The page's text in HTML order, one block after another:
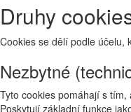
Druhy
Cookies se dělí podle účelu,
Nezbytné
Tyto cookies pomáhají s
Poskytují základní funkce